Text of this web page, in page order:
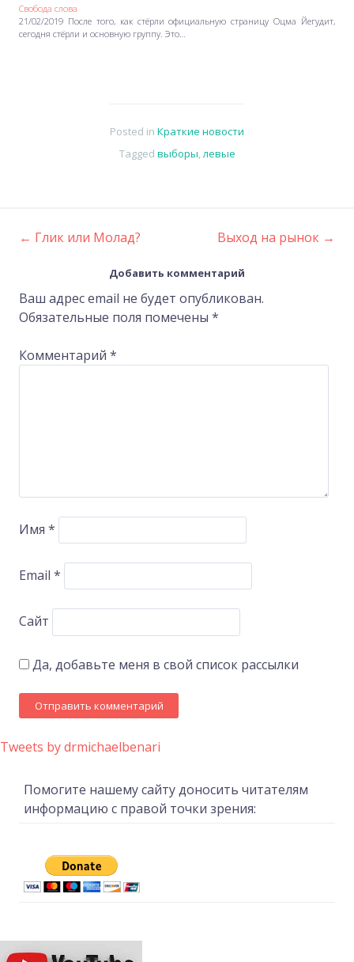
Свобода слова
21/02/2019 После того, как стёрли официальную страницу Оцма Йегудит,
сегодня стёрли и основную группу. Это…
Posted in Краткие новости
Tagged выборы,левые
Post
navigation
← Глик или Молад? Выход на рынок →
Добавить комментарий
Ваш адрес email не будет опубликован.
Обязательные поля помечены *
Комментарий *
Имя *
Email *
Сайт
Да, добавьте меня в свой список рассылки
Tweets by drmichaelbenari
Помогите нашему сайту доносить читателям
информацию с правой точки зрения: